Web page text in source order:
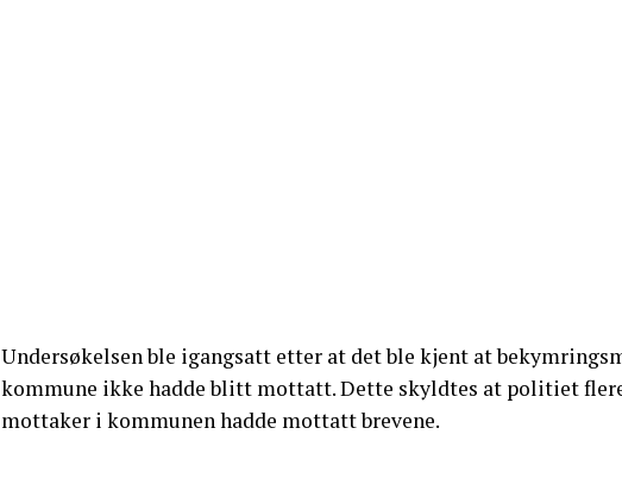
Undersøkelsen ble igangsatt etter at det ble kjent at
kommune ikke hadde blitt mottatt. Dette skyldtes at politiet
mottaker i kommunen hadde mottatt brevene.